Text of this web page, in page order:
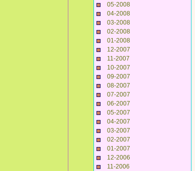
05-2008
04-2008
03-2008
02-2008
01-2008
12-2007
11-2007
10-2007
09-2007
08-2007
07-2007
06-2007
05-2007
04-2007
03-2007
02-2007
01-2007
12-2006
11-2006